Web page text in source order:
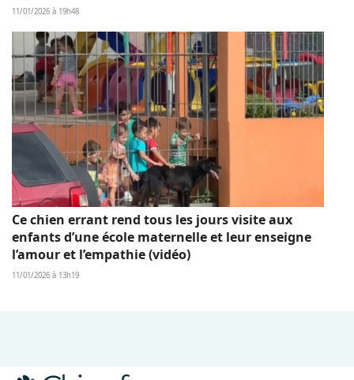
11/01/2026 à 19h48
Ce chien errant rend tous les jours visite aux
enfants d’une école maternelle et leur enseigne
l’amour et l’empathie (vidéo)
11/01/2026 à 13h19